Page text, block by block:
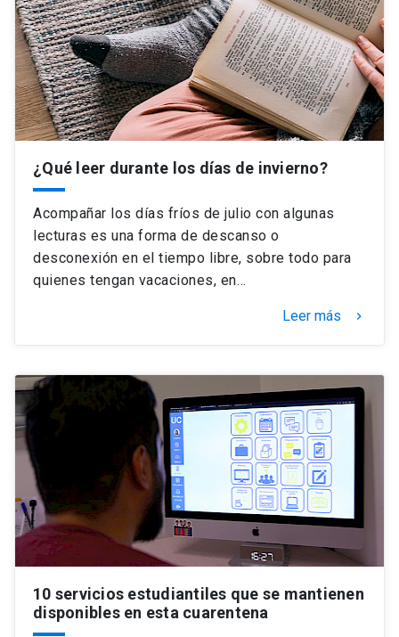
¿Qué leer durante los días de invierno?
Acompañar los días fríos de julio con algunas
lecturas es una forma de descanso o
desconexión en el tiempo libre, sobre todo para
quienes tengan vacaciones, en…
Leer más keyboard_arrow_right
10 servicios estudiantiles que se mantienen
disponibles en esta cuarentena